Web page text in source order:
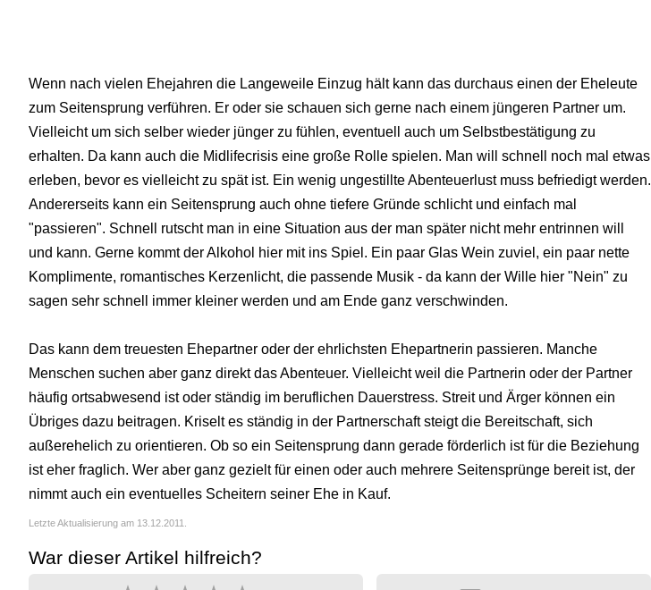
Wenn nach vielen Ehejahren die Langeweile Einzug hält kann das durchaus einen der Eheleute
zum Seitensprung verführen. Er oder sie schauen sich gerne nach einem jüngeren Partner um.
Vielleicht um sich selber wieder jünger zu fühlen, eventuell auch um Selbstbestätigung zu
erhalten. Da kann auch die Midlifecrisis eine große Rolle spielen. Man will schnell noch mal etwas
erleben, bevor es vielleicht zu spät ist. Ein wenig ungestillte Abenteuerlust muss befriedigt werden.
Andererseits kann ein Seitensprung auch ohne tiefere Gründe schlicht und einfach mal
"passieren". Schnell rutscht man in eine Situation aus der man später nicht mehr entrinnen will
und kann. Gerne kommt der Alkohol hier mit ins Spiel. Ein paar Glas Wein zuviel, ein paar nette
Komplimente, romantisches Kerzenlicht, die passende Musik - da kann der Wille hier "Nein" zu
sagen sehr schnell immer kleiner werden und am Ende ganz verschwinden.
Das kann dem treuesten Ehepartner oder der ehrlichsten Ehepartnerin passieren. Manche
Menschen suchen aber ganz direkt das Abenteuer. Vielleicht weil die Partnerin oder der Partner
häufig ortsabwesend ist oder ständig im beruflichen Dauerstress. Streit und Ärger können ein
Übriges dazu beitragen. Kriselt es ständig in der Partnerschaft steigt die Bereitschaft, sich
außerehelich zu orientieren. Ob so ein Seitensprung dann gerade förderlich ist für die Beziehung
ist eher fraglich. Wer aber ganz gezielt für einen oder auch mehrere Seitensprünge bereit ist, der
nimmt auch ein eventuelles Scheitern seiner Ehe in Kauf.
Letzte Aktualisierung am 13.12.2011.
War dieser Artikel hilfreich?